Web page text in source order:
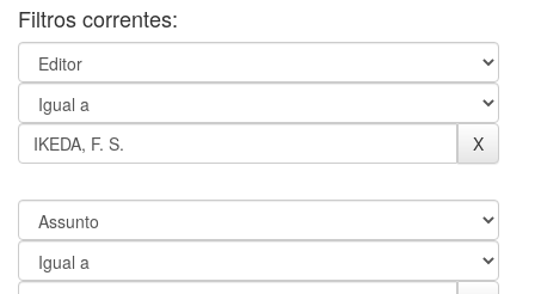
Filtros correntes: